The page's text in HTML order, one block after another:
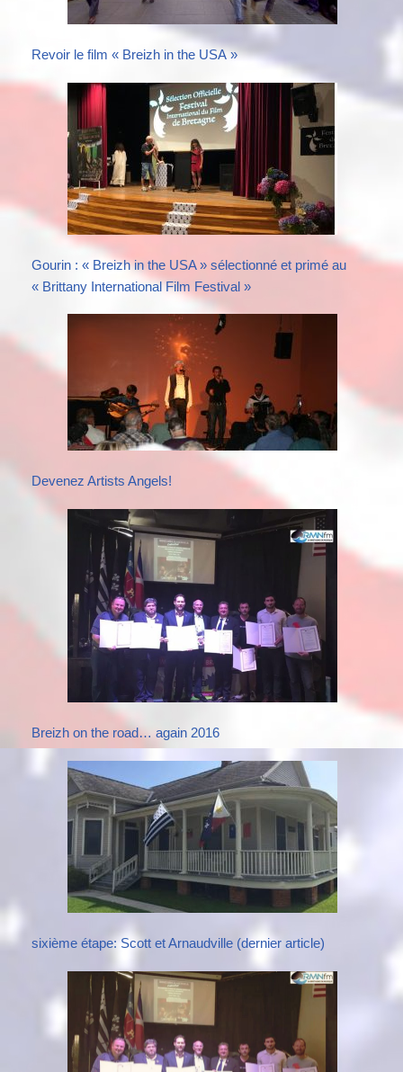
Revoir le film « Breizh in the USA »
Gourin : « Breizh in the USA » sélectionné et primé au
« Brittany International Film Festival »
Devenez Artists Angels!
Breizh on the road… again 2016
sixième étape: Scott et Arnaudville (dernier article)